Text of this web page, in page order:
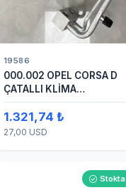
19586
000.002 OPEL CORSA D
ÇATALLI KLİMA
HORTUMU
(OEM:1320335)
1.321,74 ₺
27,00 USD
Stokta